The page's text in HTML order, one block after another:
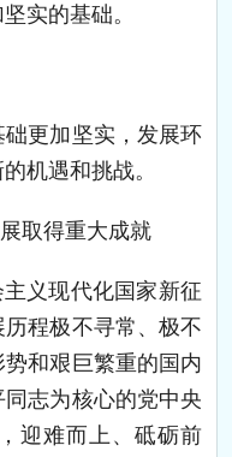
实的基础。
更加坚实，发展环
机遇和挑战。
取得重大成就
义现代化国家新征
程极不寻常、极不
和艰巨繁重的国内
志为核心的党中央
迎难而上、砥砺前